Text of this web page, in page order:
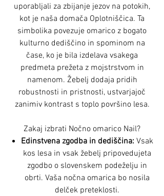
uporabljali za zbijanje jezov na potokih,
kot je naša domača Oplotniščica. Ta
simbolika povezuje omarico z bogato
kulturno dediščino in spominom na
čase, ko je bila izdelava vsakega
predmeta prežeta z mojstrstvom in
namenom. Žebelj dodaja pridih
robustnosti in pristnosti, ustvarjajoč
zanimiv kontrast s toplo površino lesa.
Zakaj izbrati Nočno omarico Nail?
Edinstvena zgodba in dediščina: Vsak
kos lesa in vsak žebelj pripovedujeta
zgodbo o slovenskem podeželju in
obrti. Vaša nočna omarica bo nosila
delček preteklosti.